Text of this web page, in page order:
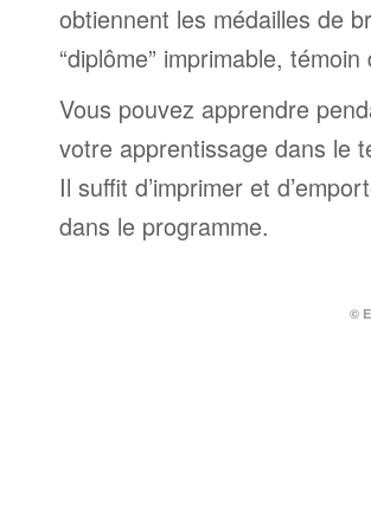
obtiennent les médailles de
“diplôme” imprimable,
Vous pouvez apprendre
votre apprentissage dans le
Il suffit d’imprimer et
dans le programme.
©